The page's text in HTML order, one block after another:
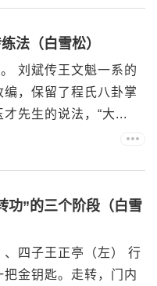
法（白雪松）
刘斌传王文魁一系的
，保留了程氏八卦掌
先生的说法，“大...
功”的三个阶段（白雪
四子王正亭（左） 行
金钥匙。走转，门内